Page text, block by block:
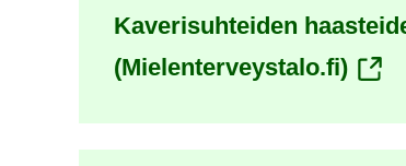
Kaverisuhteiden
(Mielenterveystalo.fi)